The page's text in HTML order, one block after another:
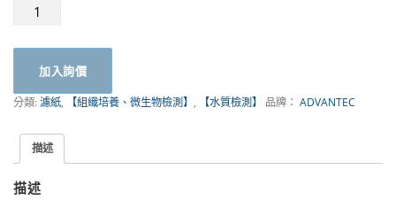
｜
01601
TOYO
ADVANTEC
數
量
加入詢價
分類:濾紙, 【組織培養、微生物檢測】 , 【水質檢測】 品牌： ADVANTEC
描述
描述